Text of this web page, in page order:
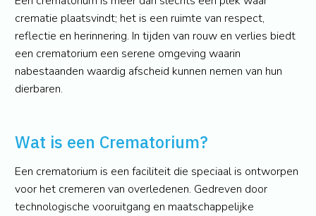
crematie plaatsvindt; het is een ruimte van respect,
reflectie en herinnering. In tijden van rouw en verlies biedt
een crematorium een serene omgeving waarin
nabestaanden waardig afscheid kunnen nemen van hun
dierbaren.
Wat is een Crematorium?
Een crematorium is een faciliteit die speciaal is ontworpen
voor het cremeren van overledenen. Gedreven door
technologische vooruitgang en maatschappelijke